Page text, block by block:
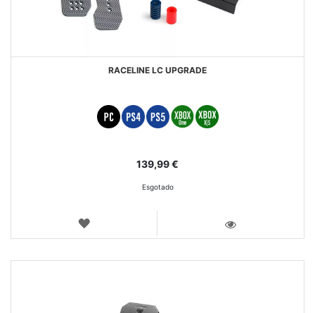
RACELINE LC UPGRADE
139,99 €
Esgotado
LISTA